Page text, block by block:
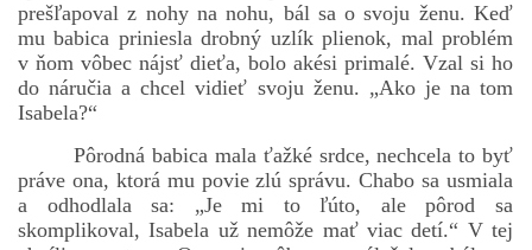
prešľapoval z nohy na nohu, bál sa o svoju ženu. Keď
mu babica priniesla drobný uzlík plienok, mal problém
v ňom vôbec nájsť dieťa, bolo akési primalé. Vzal si ho
do náručia a chcel vidieť svoju ženu. „Ako je na tom
Isabela?“
Pôrodná babica mala ťažké srdce, nechcela to byť
práve ona, ktorá mu povie zlú správu. Chabo sa usmiala
a odhodlala sa: „Je mi to ľúto, ale pôrod sa
skomplikoval, Isabela už nemôže mať viac detí.“ V tej